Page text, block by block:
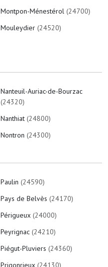
Montpon-Ménestérol (24700)
Mouleydier (24520)
Nanteuil-Auriac-de-Bourzac
(24320)
Nanthiat (24800)
Nontron (24300)
Paulin (24590)
Pays de Belvès (24170)
Périgueux (24000)
Peyrignac (24210)
Piégut-Pluviers (24360)
Prigonrieux (24130)